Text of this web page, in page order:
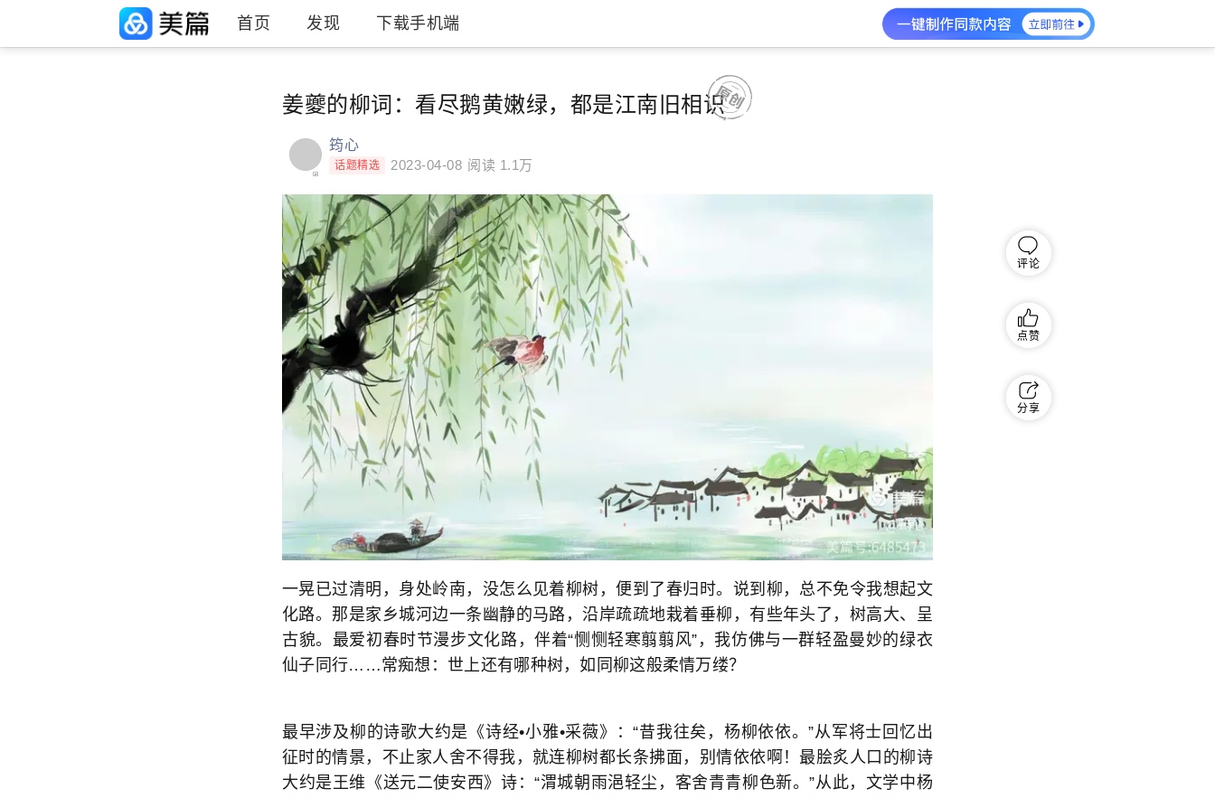
首页 发现 下载手机端
姜夔的柳词：看尽鹅黄嫩绿，都是江南旧相识
筠心
话题精选 2023-04-08 阅读 1.1万
一晃已过清明，身处岭南，没怎么见着柳树，便到了春归时。说到柳，总不免令我想起文
化路。那是家乡城河边一条幽静的马路，沿岸疏疏地栽着垂柳，有些年头了，树高大、呈
古貌。最爱初春时节漫步文化路，伴着“恻恻轻寒翦翦风”，我仿佛与一群轻盈曼妙的绿衣
仙子同行……常痴想：世上还有哪种树，如同柳这般柔情万缕？
最早涉及柳的诗歌大约是《诗经•小雅•采薇》：“昔我往矣，杨柳依依。”从军将士回忆出
征时的情景，不止家人舍不得我，就连柳树都长条拂面，别情依依啊！最脍炙人口的柳诗
大约是王维《送元二使安西》诗：“渭城朝雨浥轻尘，客舍青青柳色新。”从此，文学中杨
评论
点赞
分享